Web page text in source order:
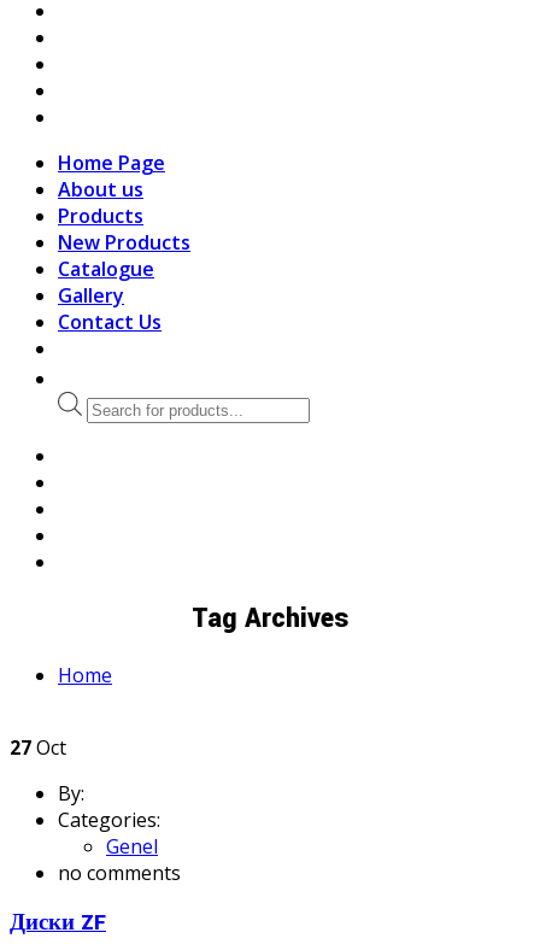
Home Page
About us
Products
New Products
Catalogue
Gallery
Contact Us
Products
search
Tag Archives
Home
27Oct
By:
Categories:
Genel
no comments
Диски ZF